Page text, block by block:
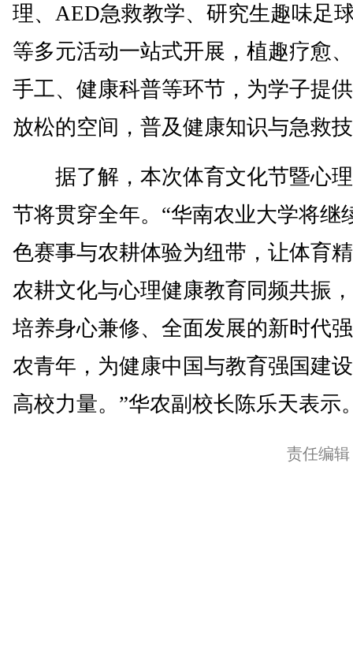
理、AED急救教学、研究生趣味足
等多元活动一站式开展，植趣疗愈
手工、健康科普等环节，为学子提
放松的空间，普及健康知识与急救
据了解，本次体育文化节暨心
节将贯穿全年。“华南农业大学将继
色赛事与农耕体验为纽带，让体育
农耕文化与心理健康教育同频共振
培养身心兼修、全面发展的新时代
农青年，为健康中国与教育强国建
高校力量。”华农副校长陈乐天表示
责任编